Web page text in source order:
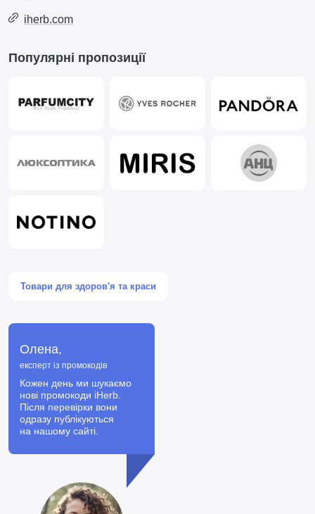
iherb.com
Популярні пропозиції
Товари для здоров'я та краси
Олена,
експерт із промокодів
Кожен день ми шукаємо
нові промокоди iHerb.
Після перевірки вони
одразу публікуються
на нашому сайті.